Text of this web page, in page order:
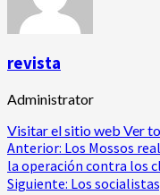
revista
Administrator
Visitar el sitio web Ver
Navegación
de
Anterior: Los Mossos
la operación contra los
Siguiente: Los